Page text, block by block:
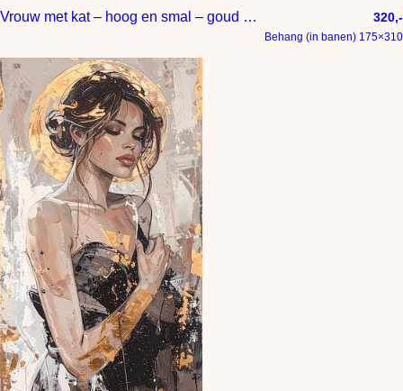
Vrouw met kat – hoog en smal – goud met beige 320,-
Behang (in banen) 175×310